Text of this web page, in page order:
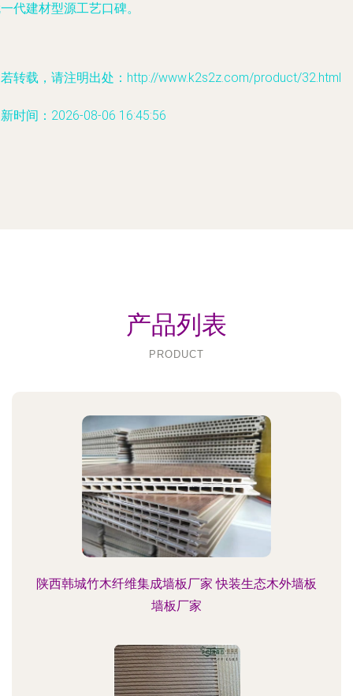
代建材型源工艺口碑。
转载，请注明出处：http://www.k2s2z.com/product/32.html
时间：2026-08-06 16:45:56
产品列表
PRODUCT
陕西韩城竹木纤维集成墙板厂家 快装生态木外墙板
墙板厂家